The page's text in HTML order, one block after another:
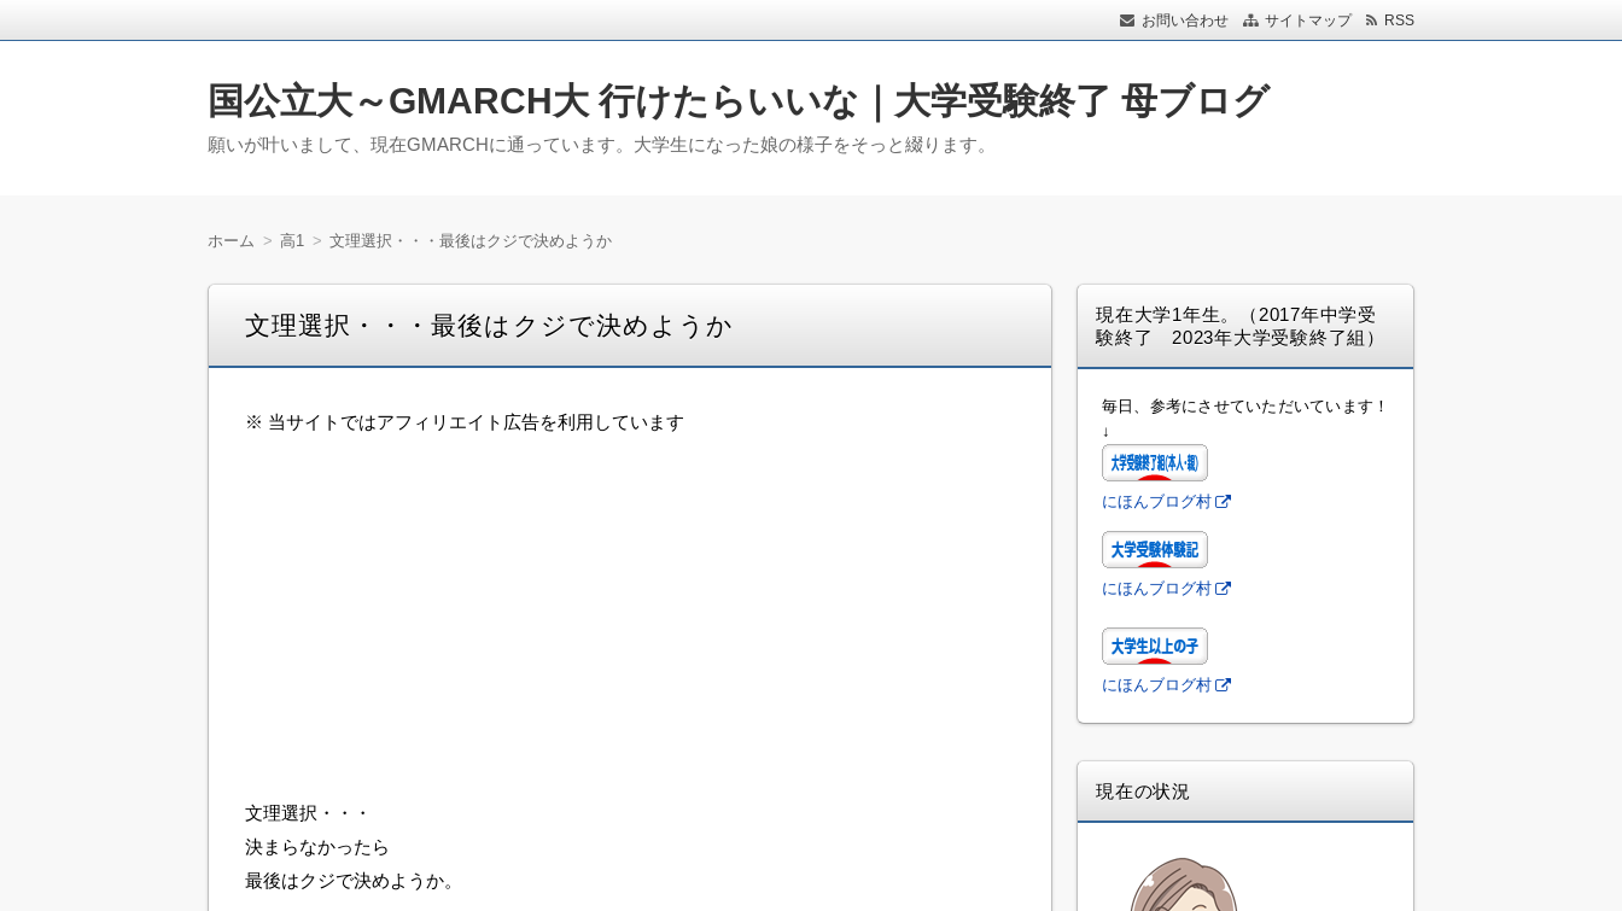
お問い合わせ サイトマップ RSS
国公立大～GMARCH大 行けたらいいな｜大学受験終了 母ブログ
願いが叶いまして、現在GMARCHに通っています。大学生になった娘の様子をそっと綴ります。
ホーム 高1 文理選択・・・最後はクジで決めようか
文理選択・・・最後はクジで決めようか
※ 当サイトではアフィリエイト広告を利用しています
文理選択・・・
決まらなかったら
最後はクジで決めようか。
現在大学1年生。（2017年中学受
験終了 2023年大学受験終了組）
毎日、参考にさせていただいています！
↓
にほんブログ村
にほんブログ村
にほんブログ村
現在の状況